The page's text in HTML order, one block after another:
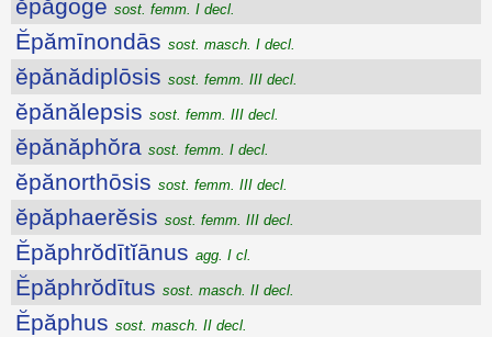
ĕpăgōgē sost. femm. I decl.
Ĕpămīnondās sost. masch. I decl.
ĕpănădiplōsis sost. femm. III decl.
ĕpănălepsis sost. femm. III decl.
ĕpănăphŏra sost. femm. I decl.
ĕpănorthōsis sost. femm. III decl.
ĕpăphaerĕsis sost. femm. III decl.
Ĕpăphrŏdītĭānus agg. I cl.
Ĕpăphrŏdītus sost. masch. II decl.
Ĕpăphus sost. masch. II decl.